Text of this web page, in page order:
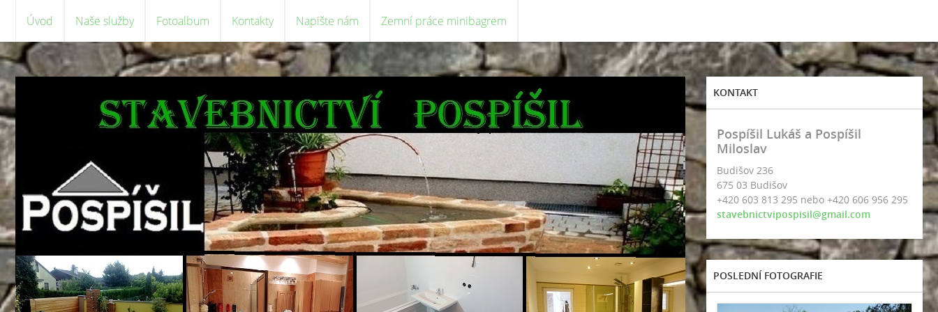
Úvod Naše služby Fotoalbum Kontakty Napište nám Zemní práce minibagrem
KONTAKT
Pospíšil Lukáš a Pospíšil
Miloslav
Budišov 236
675 03 Budišov
+420 603 813 295 nebo +420 606 956 295
stavebnictvipospisil@gmail.com
POSLEDNÍ FOTOGRAFIE